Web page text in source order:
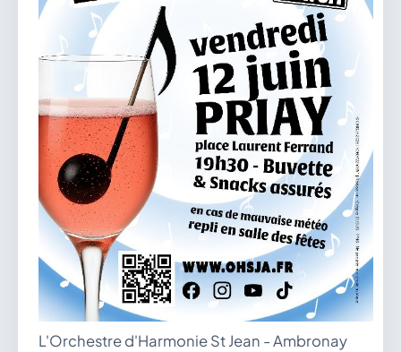
L'Orchestre d'Harmonie St Jean - Ambronay